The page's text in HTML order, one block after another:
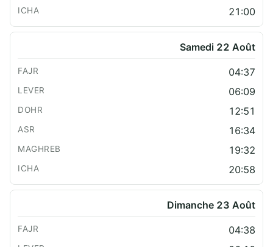
21:00
Samedi 22 Août
04:37
06:09
12:51
16:34
19:32
20:58
Dimanche 23 Août
04:38